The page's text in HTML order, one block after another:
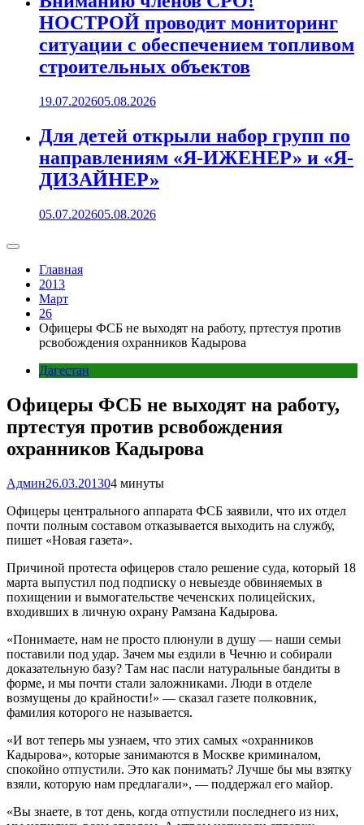
НОСТРОЙ проводит мониторинг
ситуации с обеспечением топливом
строительных объектов
19.07.202605.08.2026
Для детей открыли набор групп по
направлениям «Я-ИЖЕНЕР» и «Я-
ДИЗАЙНЕР»
05.07.202605.08.2026
Главная
2013
Март
26
Офицеры ФСБ не выходят на работу, пртестуя против
рсвобождения охранников Кадырова
Дагестан
Офицеры ФСБ не выходят на работу,
пртестуя против рсвобождения
охранников Кадырова
Админ26.03.201304 минуты
Офицеры центрального аппарата ФСБ заявили, что их отдел
почти полным составом отказывается выходить на службу,
пишет «Новая газета».
Причиной протеста офицеров стало решение суда, который 18
марта выпустил под подписку о невыезде обвиняемых в
похищении и вымогательстве чеченских полицейских,
входивших в личную охрану Рамзана Кадырова.
«Понимаете, нам не просто плюнули в душу — наши семьи
поставили под удар. Зачем мы ездили в Чечню и собирали
доказательную базу? Там нас пасли натуральные бандиты в
форме, и мы почти стали заложниками. Люди в отделе
возмущены до крайности!» — сказал газете полковник,
фамилия которого не называется.
«И вот теперь мы узнаем, что этих самых «охранников
Кадырова», которые занимаются в Москве криминалом,
спокойно отпустили. Это как понимать? Лучше бы мы взятку
взяли, которую нам предлагали», — поддержал его майор.
«Вы знаете, в тот день, когда отпустили последнего из них,